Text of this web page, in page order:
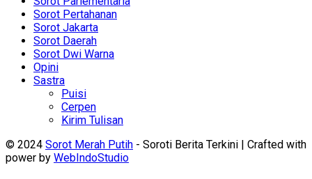
Sorot Pertahanan
Sorot Jakarta
Sorot Daerah
Sorot Dwi Warna
Opini
Sastra
Puisi
Cerpen
Kirim Tulisan
© 2024 Sorot Merah Putih - Soroti Berita Terkini | Crafted with
power by WebIndoStudio